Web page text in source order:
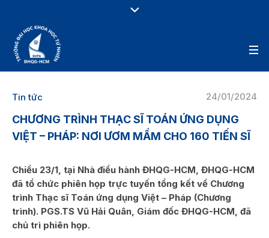
24/01/2024
Tin tức
CHƯƠNG TRÌNH THẠC SĨ TOÁN ỨNG DỤNG
VIỆT – PHÁP: NƠI ƯƠM MẦM CHO 160 TIẾN SĨ
Chiều 23/1, tại Nhà điều hành ĐHQG-HCM, ĐHQG-HCM
đã tổ chức phiên họp trực tuyến tổng kết về Chương
trình Thạc sĩ Toán ứng dụng Việt – Pháp (Chương
trình). PGS.TS Vũ Hải Quân, Giám đốc ĐHQG-HCM, đã
chủ trì phiên họp.